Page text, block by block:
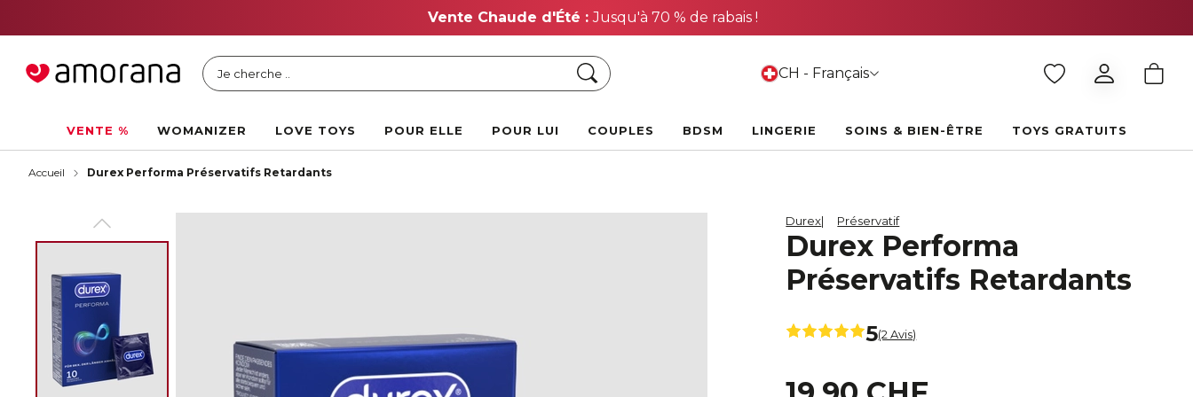
Vente Chaude d'Été :Jusqu'à 70 % de rabais !
Je cherche .. Chercher CH - Français
VENTE % WOMANIZER LOVE TOYS POUR ELLE POUR LUI COUPLES BDSM LINGERIE SOINS & BIEN-ÊTRE TOYS GRATUITS
Accueil Durex Performa Préservatifs Retardants
Durex Préservatif
Durex Performa
Préservatifs Retardants
5(2 Avis)